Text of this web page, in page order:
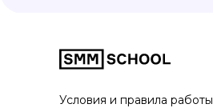
Условия и правила работы